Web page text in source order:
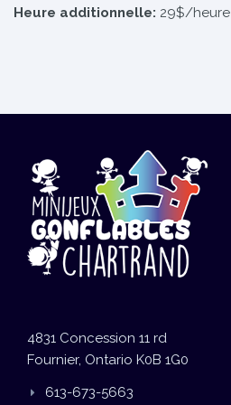
Heure additionnelle: 29$/heure
4831 Concession 11 rd
Fournier, Ontario K0B 1G0
613-673-5663